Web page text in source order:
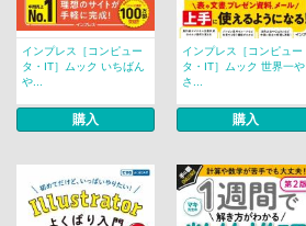
インプレス［コンピュー
タ・IT］ムック いちばん
や...
購入
インプレス［コンピュー
タ・IT］ムック 世界一や
さ...
購入